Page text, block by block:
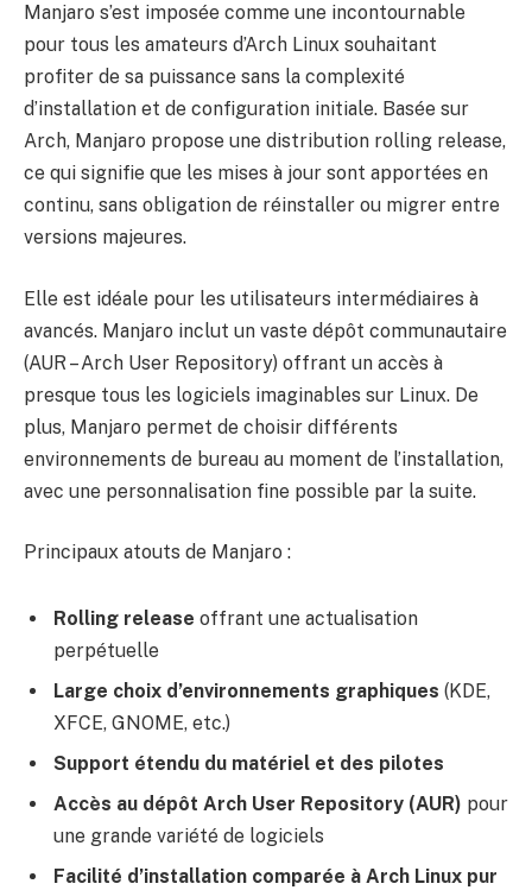
Manjaro s’est imposée comme une incontournable
pour tous les amateurs d’Arch Linux souhaitant
profiter de sa puissance sans la complexité
d’installation et de configuration initiale. Basée sur
Arch, Manjaro propose une distribution rolling release,
ce qui signifie que les mises à jour sont apportées en
continu, sans obligation de réinstaller ou migrer entre
versions majeures.
Elle est idéale pour les utilisateurs intermédiaires à
avancés. Manjaro inclut un vaste dépôt communautaire
(AUR – Arch User Repository) offrant un accès à
presque tous les logiciels imaginables sur Linux. De
plus, Manjaro permet de choisir différents
environnements de bureau au moment de l’installation,
avec une personnalisation fine possible par la suite.
Principaux atouts de Manjaro :
Rolling release offrant une actualisation
perpétuelle
Large choix d’environnements graphiques (KDE,
XFCE, GNOME, etc.)
Support étendu du matériel et des pilotes
Accès au dépôt Arch User Repository (AUR) pour
une grande variété de logiciels
Facilité d’installation comparée à Arch Linux pur